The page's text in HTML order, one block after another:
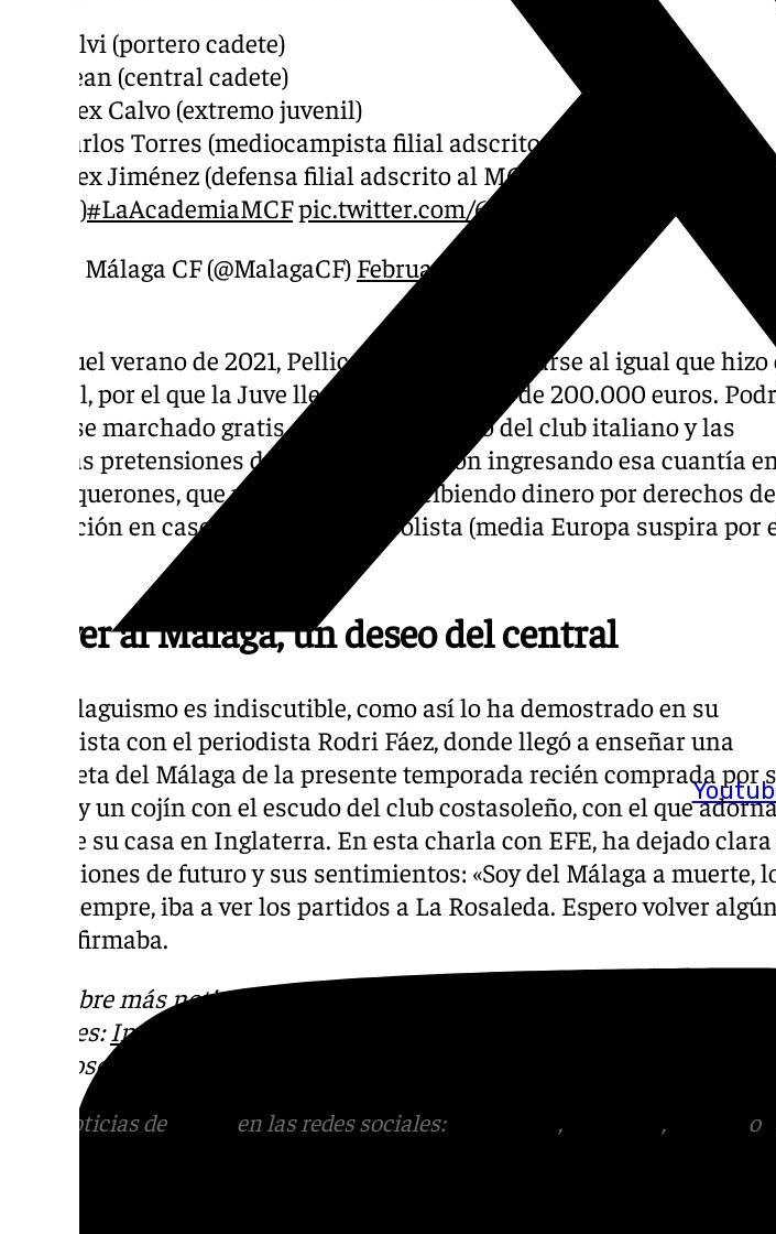
Salvi (portero cadete)
Dean (central cadete)
Álex Calvo (extremo juvenil)
Carlos Torres (mediocampista filial adscrito al MCF ‘C’)
Álex Jiménez (defensa filial adscrito al MCF
‘C’)#LaAcademiaMCFpic.twitter.com/6mh2YZ7Boy
— Málaga CF (@MalagaCF) February 10, 2021
En aquel verano de 2021, Pellicer decidió marcharse al igual que hizo
central, por el que la Juve llegó a abonar cerca de 200.000 euros.
haberse marchado gratis, pero el buen gesto del club italiano y las
últimas pretensiones del jugador acabaron ingresando esa cuantía en
los boquerones, que podrían seguir recibiendo dinero por derechos de
formación en caso de venta del futbolista (media Europa suspira por
Volver al Málaga, un deseo del central
Su malaguismo es indiscutible, como así lo ha demostrado en su
entrevista con el periodista Rodri Fáez, donde llegó a enseñar una
camiseta del Málaga de la presente temporada recién comprada por
padre y un cojín con el escudo del club costasoleño, con el que
sofá de su casa en Inglaterra. En esta charla con EFE, ha dejado
intenciones de futuro y sus sentimientos: «Soy del Málaga a muerte,
digo siempre, iba a ver los partidos a La Rosaleda. Espero volver algún
día», afirmaba.
Descubre más noticias de 101TV en las redes
sociales:Instagram
con nosotros en el correo
Más noticias de en las redes sociales: , , o